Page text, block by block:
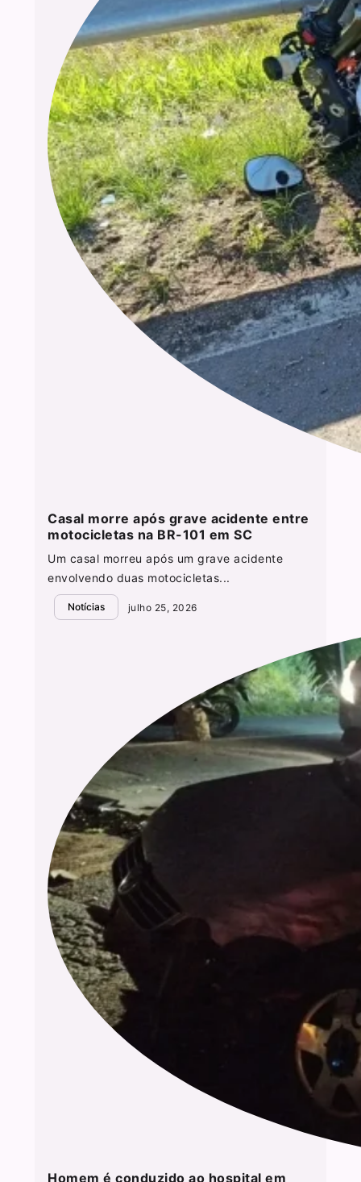
Casal morre após grave acidente entre
motocicletas na BR-101 em SC
Um casal morreu após um grave acidente
envolvendo duas motocicletas...
Notícias julho 25, 2026
Homem é conduzido ao hospital em